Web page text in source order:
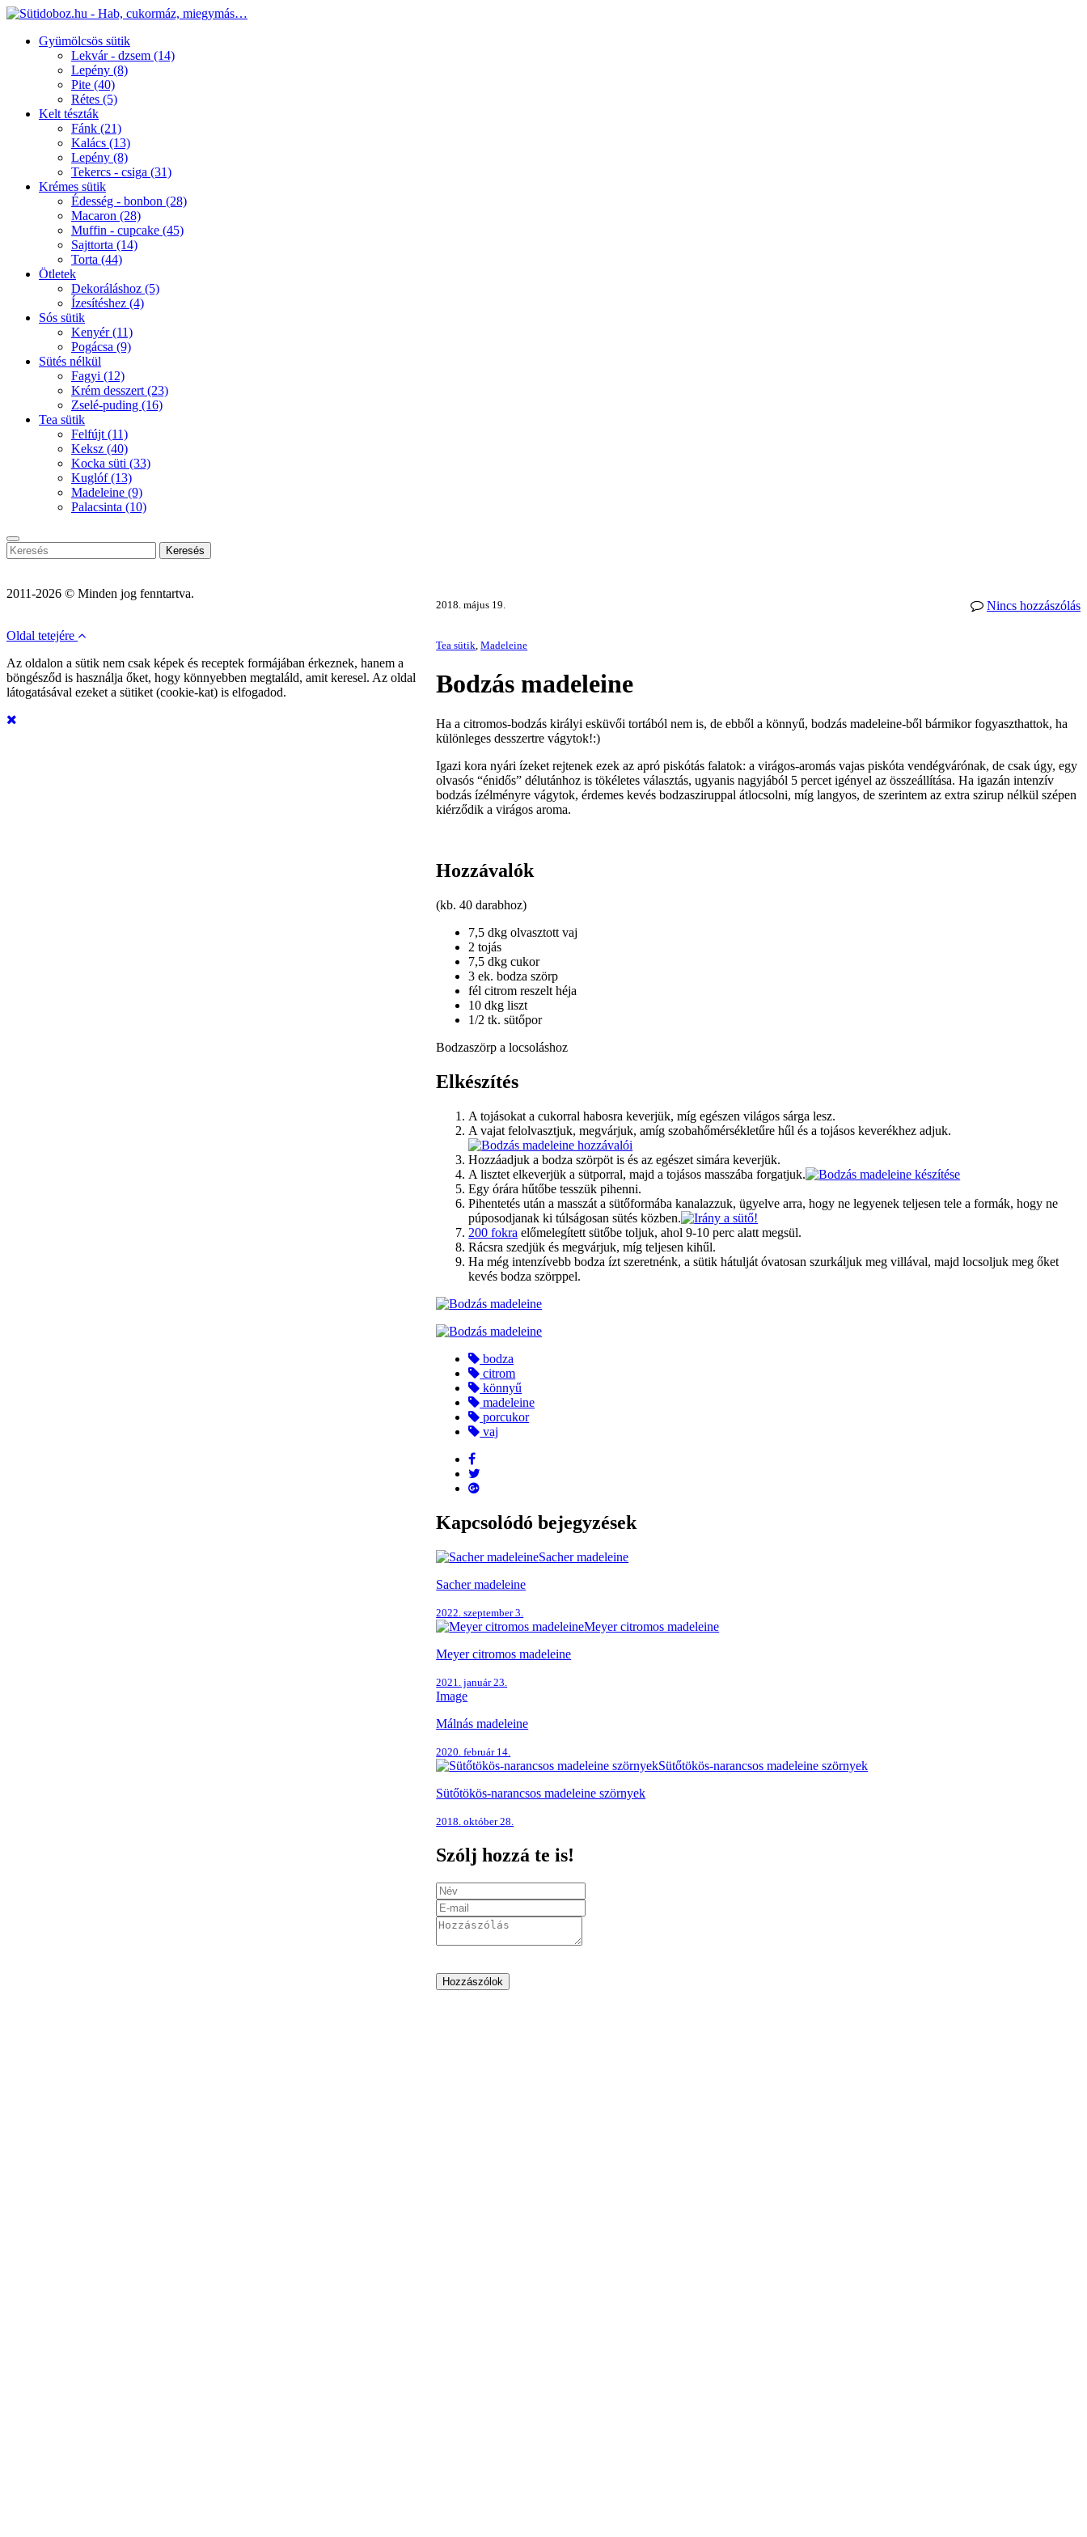
Gyümölcsös sütik
Lekvár - dzsem (14)
Lepény (8)
Pite (40)
Rétes (5)
Kelt tészták
Fánk (21)
Kalács (13)
Lepény (8)
Tekercs - csiga (31)
Krémes sütik
Édesség - bonbon (28)
Macaron (28)
Muffin - cupcake (45)
Sajttorta (14)
Torta (44)
Ötletek
Dekoráláshoz (5)
Ízesítéshez (4)
Sós sütik
Kenyér(11)
Pogácsa (9)
Sütés nélkül
Fagyi (12)
Krém desszert (23)
Zselé-puding (16)
Tea sütik
Felfújt (11)
Keksz (40)
Kocka süti (33)
Kuglóf(13)
Madeleine (9)
Palacsinta (10)
Keresés
Nincs hozzászólás
2018. május 19.
Tea sütik ,Madeleine
Bodzás madeleine
Ha a citromos-bodzás királyi esküvői tortából nem is, de ebből a könnyű, bodzás madeleine-ből bármikor fogyaszthattok, ha
különleges desszertre vágytok!:)
Igazi kora nyári ízeket rejtenek ezek az apró piskótás falatok: a virágos-aromás vajas piskóta vendégvárónak, de csak úgy, egy
olvasós “énidős” délutánhoz is tökéletes választás, ugyanis nagyjából 5 percet igényel az összeállítása. Ha igazán intenzív
bodzás ízélményre vágytok, érdemes kevés bodzasziruppal átlocsolni, míg langyos, de szerintem az extra szirup nélkül szépen
kiérződik a virágos aroma.
Hozzávalók
(kb. 40 darabhoz)
7,5 dkg olvasztott vaj
2 tojás
7,5 dkg cukor
3 ek. bodza szörp
fél citrom reszelt héja
10 dkg liszt
1/2 tk. sütőpor
Bodzaszörp a locsoláshoz
Elkészítés
A tojásokat a cukorral habosra keverjük, míg egészen világos sárga lesz.
A vajat felolvasztjuk, megvárjuk, amíg szobahőmérsékletűre hűl és a tojásos keverékhez adjuk.
Hozzáadjuk a bodza szörpöt is és az egészet simára keverjük.
A lisztet elkeverjük a sütporral, majd a tojásos masszába forgatjuk.
Egy órára hűtőbe tesszük pihenni.
Pihentetés után a masszát a sütőformába kanalazzuk, ügyelve arra, hogy ne legyenek teljesen tele a formák, hogy ne
púposodjanak ki túlságosan sütés közben.
200 fokra előmelegített sütőbe toljuk, ahol 9-10 perc alatt megsül.
Rácsra szedjük és megvárjuk, míg teljesen kihűl.
Ha még intenzívebb bodza ízt szeretnénk, a sütik hátulját óvatosan szurkáljuk meg villával, majd locsoljuk meg őket
kevés bodza szörppel.
bodza
citrom
könnyű
madeleine
porcukor
vaj
Kapcsolódó bejegyzések
Sacher madeleine
Sacher madeleine
2022. szeptember 3.
Meyer citromos madeleine
Meyer citromos madeleine
2021. január 23.
Image
Málnás madeleine
2020. február 14.
Sütőtökös-narancsos madeleine szörnyek
Sütőtökös-narancsos madeleine szörnyek
2018. október 28.
Szólj hozzá te is!
Hozzászólok
2011-2026 © Minden jog fenntartva.
Oldal tetejére
Az oldalon a sütik nem csak képek és receptek formájában érkeznek, hanem a
böngésződ is használja őket, hogy könnyebben megtaláld, amit keresel. Az oldal
látogatásával ezeket a sütiket (cookie-kat) is elfogadod.